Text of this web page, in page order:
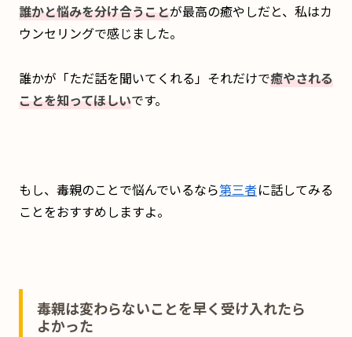
誰かと悩みを分け合うことが最高の癒やしだと、私はカ
ウンセリングで感じました。
誰かが「ただ話を聞いてくれる」それだけで癒やされる
ことを知ってほしいです。
もし、毒親のことで悩んでいるなら第三者に話してみる
ことをおすすめしますよ。
毒親は変わらないことを早く受け入れたら
よかった